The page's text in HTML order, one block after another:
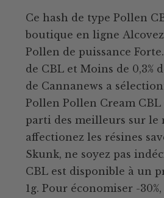
Ce hash de type Pollen
boutique en ligne
Pollen de puissance
de CBL et Moins de 0,3%
de Cannanews a
Pollen Pollen Cream CBL
parti des meilleurs sur le
affectionez les résines
Skunk, ne soyez pas
CBL est disponible à un
1g. Pour économiser -